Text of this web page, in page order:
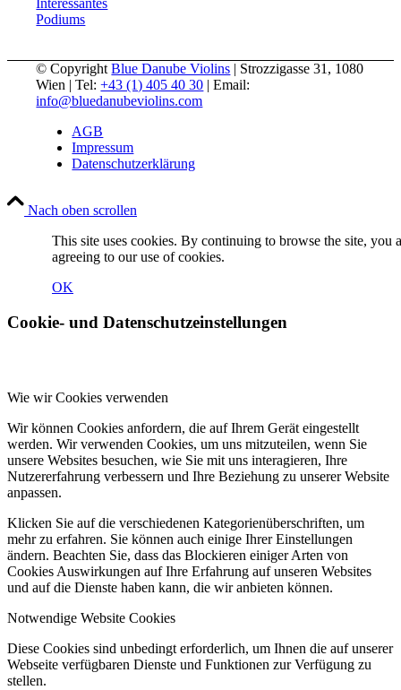
Podiums
© CopyrightBlue Danube Violins | Strozzigasse 31, 1080
Wien | Tel:+43 (1) 405 40 30 | Email:
info@bluedanubeviolins.com
AGB
Impressum
Datenschutzerklärung
Nach oben scrollen
This site uses cookies. By continuing to browse the site, you
agreeing to our use of cookies.
OK
Cookie- und Datenschutzeinstellungen
Wie wir Cookies verwenden
Wir können Cookies anfordern, die auf Ihrem Gerät eingestellt
werden. Wir verwenden Cookies, um uns mitzuteilen, wenn Sie
unsere Websites besuchen, wie Sie mit uns interagieren, Ihre
Nutzererfahrung verbessern und Ihre Beziehung zu unserer Website
anpassen.
Klicken Sie auf die verschiedenen Kategorienüberschriften, um
mehr zu erfahren. Sie können auch einige Ihrer Einstellungen
ändern. Beachten Sie, dass das Blockieren einiger Arten von
Cookies Auswirkungen auf Ihre Erfahrung auf unseren Websites
und auf die Dienste haben kann, die wir anbieten können.
Notwendige Website Cookies
Diese Cookies sind unbedingt erforderlich, um Ihnen die auf unserer
Webseite verfügbaren Dienste und Funktionen zur Verfügung zu
stellen.